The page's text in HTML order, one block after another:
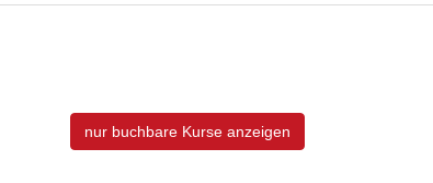
nur buchbare Kurse anzeigen